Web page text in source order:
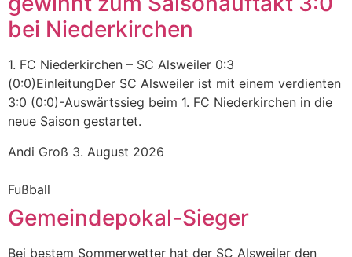
bei Niederkirchen
1. FC Niederkirchen – SC Alsweiler 0:3
(0:0)EinleitungDer SC Alsweiler ist mit einem verdienten
3:0 (0:0)-Auswärtssieg beim 1. FC Niederkirchen in die
neue Saison gestartet.
Andi Groß 3. August 2026
Fußball
Gemeindepokal-Sieger
Bei bestem Sommerwetter hat der SC Alsweiler den